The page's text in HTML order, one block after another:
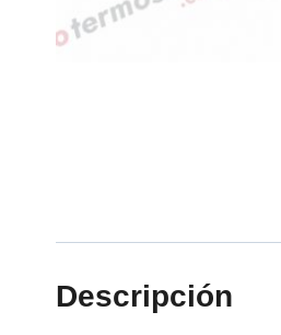
Descripción